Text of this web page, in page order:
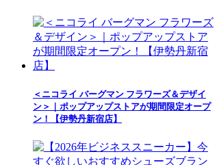
＜ニコライ バーグマン フラワーズ＆デザイ
ン＞｜ポップアップストアが期間限定オープ
ン！【伊勢丹新宿店】